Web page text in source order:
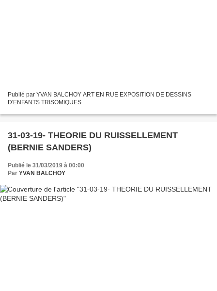
Publié par YVAN BALCHOY ART EN RUE EXPOSITION DE DESSINS
D'ENFANTS TRISOMIQUES
31-03-19- THEORIE DU RUISSELLEMENT
(BERNIE SANDERS)
Publié le 31/03/2019 à 00:00
Par YVAN BALCHOY